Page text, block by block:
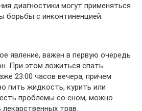
диагностики могут применяться
борьбы с инконтиненцией.
явление, важен в первую очередь
При этом ложиться спать
23:00 часов вечера, причем
пить жидкость, курить или
проблемы со сном, можно
трав.